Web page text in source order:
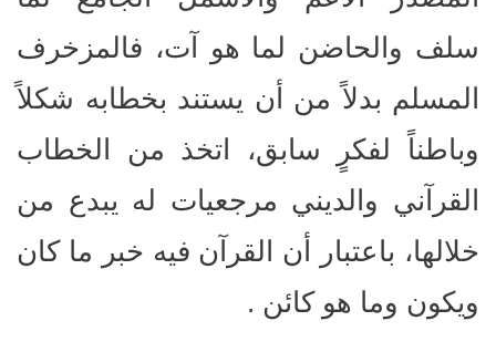
سلف والحاضن لما هو آت، فالمزخرف
المسلم بدلاً من أن يستند بخطابه شكلاً
وباطناً لفكرٍ سابق، اتخذ من الخطاب
القرآني والديني مرجعيات له يبدع من
خلالها، باعتبار أن القرآن فيه خبر ما كان
ويكون وما هو كائن .